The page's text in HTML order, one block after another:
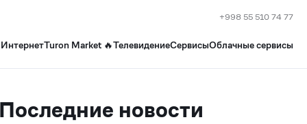
+998 55 510 74 77
ИнтернетTuron Market 🔥ТелевидениеСервисыОблачные сервисы
Последние новости